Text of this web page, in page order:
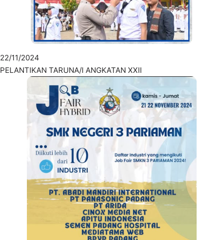
22/11/2024
PELANTIKAN TARUNA/I ANGKATAN XXII